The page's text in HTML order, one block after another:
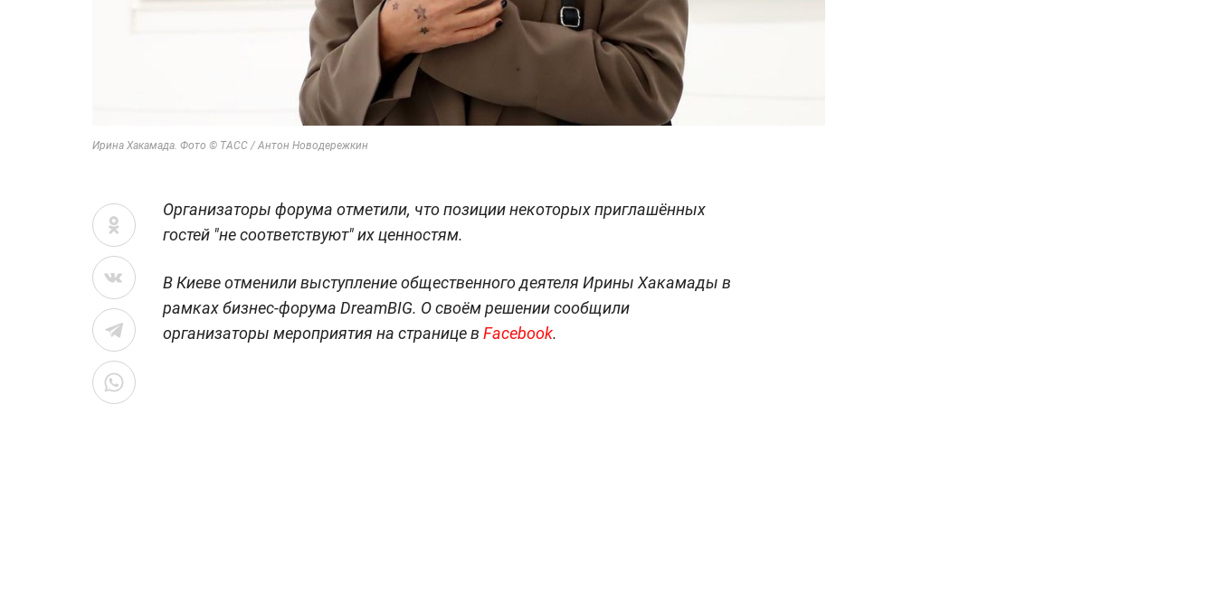
Ирина Хакамада. Фото © ТАСС / Антон Новодережкин
Организаторы форума отметили, что позиции некоторых приглашённых
гостей "не соответствуют" их ценностям.
В Киеве отменили выступление общественного деятеля Ирины Хакамады в
рамках бизнес-форума DreamBIG. О своём решении сообщили
организаторы мероприятия на странице в Facebook.